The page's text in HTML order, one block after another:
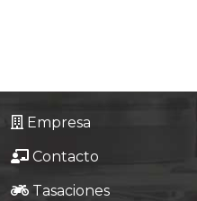
Empresa
Contacto
Tasaciones